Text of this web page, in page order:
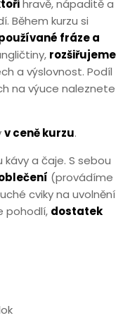
hravě, nápaditě a
Během kurzu si
fráze a
rozšiřujeme
a výslovnost. Podíl
na výuce naleznete
v ceně kurzu.
kávy a čaje. S sebou
(provádíme
cviky na uvolnění
pohodlí, dostatek